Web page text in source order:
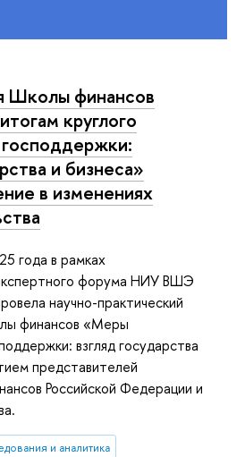
Школы финансов
круглого
и бизнеса»
в изменениях
года в рамках
форума НИУ ВШЭ
научно-практический
финансов «Меры
взгляд государства
представителей
Российской Федерации и
и аналитика